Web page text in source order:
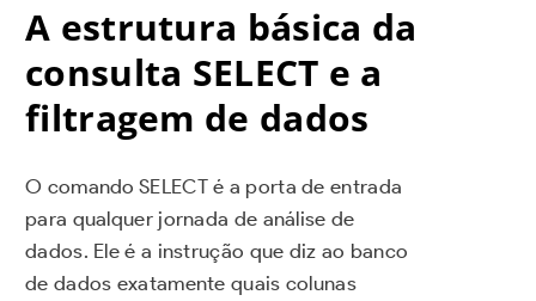
A estrutura básica da
consulta SELECT e a
filtragem de dados
O comando SELECT é a porta de entrada
para qualquer jornada de análise de
dados. Ele é a instrução que diz ao banco
de dados exatamente quais colunas